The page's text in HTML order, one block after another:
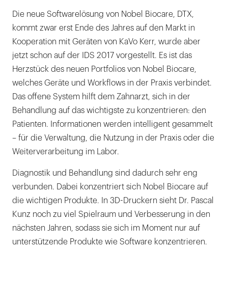
Die neue Softwarelösung von Nobel Biocare, DTX,
kommt zwar erst Ende des Jahres auf den Markt in
Kooperation mit Geräten von KaVo Kerr, wurde aber
jetzt schon auf der IDS 2017 vorgestellt. Es ist das
Herzstück des neuen Portfolios von Nobel Biocare,
welches Geräte und Workflows in der Praxis verbindet.
Das offene System hilft dem Zahnarzt, sich in der
Behandlung auf das wichtigste zu konzentrieren: den
Patienten. Informationen werden intelligent gesammelt
– für die Verwaltung, die Nutzung in der Praxis oder die
Weiterverarbeitung im Labor.
Diagnostik und Behandlung sind dadurch sehr eng
verbunden. Dabei konzentriert sich Nobel Biocare auf
die wichtigen Produkte. In 3D-Druckern sieht Dr. Pascal
Kunz noch zu viel Spielraum und Verbesserung in den
nächsten Jahren, sodass sie sich im Moment nur auf
unterstützende Produkte wie Software konzentrieren.